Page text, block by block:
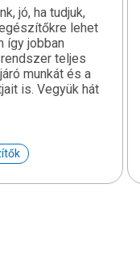
jó, ha tudjuk,
lehet
így jobban
teljes
munkát és a
is. Vegyük hát